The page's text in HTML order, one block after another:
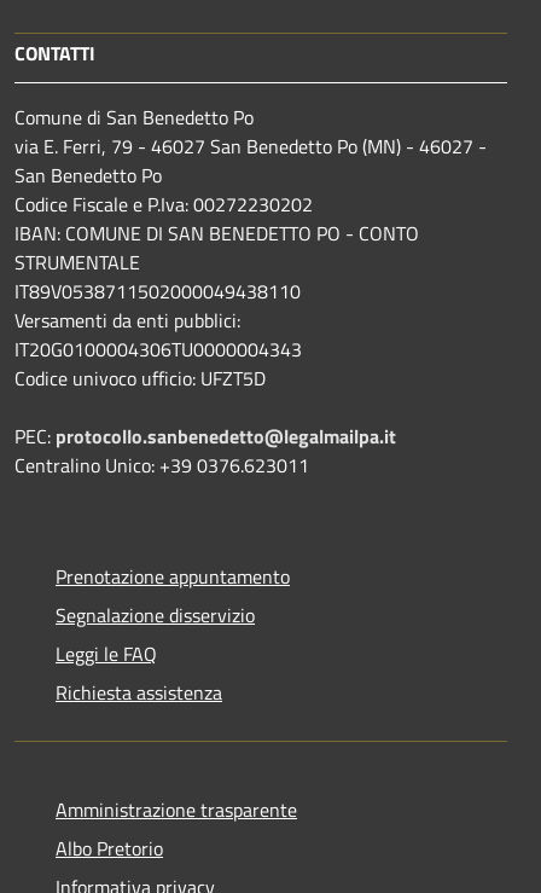
CONTATTI
Comune di San Benedetto Po
via E. Ferri, 79 - 46027 San Benedetto Po (MN) - 46027 -
San Benedetto Po
Codice Fiscale e P.Iva: 00272230202
IBAN: COMUNE DI SAN BENEDETTO PO - CONTO
STRUMENTALE
IT89V0538711502000049438110
Versamenti da enti pubblici:
IT20G0100004306TU0000004343
Codice univoco ufficio: UFZT5D
PEC: protocollo.sanbenedetto@legalmailpa.it
Centralino Unico: +39 0376.623011
Prenotazione appuntamento
Segnalazione disservizio
Leggi le FAQ
Richiesta assistenza
Amministrazione trasparente
Albo Pretorio
Informativa privacy